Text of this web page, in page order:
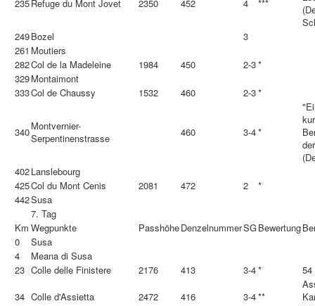
235Refuge du Mont Jovet 2350 452 4 ***
249Bozel
3
261 Moutiers
282Col de la Madeleine 1984 450 2-3*
329Montaimont
333Col de Chaussy 1532 460 2-3*
340Montvernier-
Serpentinenstrasse
460 3-4*
402Lanslebourg
425Col du Mont Cenis 2081 472 2
*
442Susa
7. Tag
Km Wegpunkte PasshöheDenzelnummerSGBewertung
0
Susa
4
Meana di Susa
23 Colle delle Finistere 2176 413 3-4*
54
34 Colle d'Assietta 2472 416 3-4**